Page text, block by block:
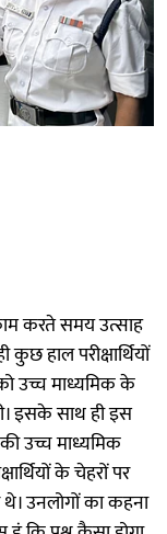
करते समय उत्साह
हाल परीक्षार्थियों
उच्च माध्यमिक के
इसके साथ ही इस
उच्च माध्यमिक
के चेहरों पर
उनलोगों का कहना